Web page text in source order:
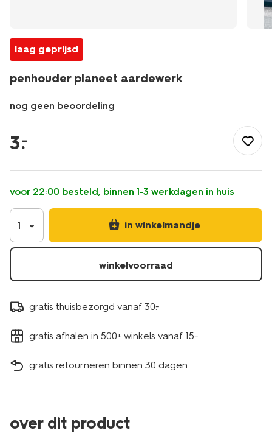
laag geprijsd
penhouder planeet aardewerk
nog geen beoordeling
kantoor/bureau-
accessoires/penhouder-
aardewerk-
14870110.html
3.
–
voor 22:00 besteld, binnen 1-3 werkdagen in huis
1 in winkelmandje
winkelvoorraad
gratis thuisbezorgd vanaf 30.-
gratis afhalen in 500+ winkels vanaf 15.-
gratis retourneren binnen 30 dagen
over dit product